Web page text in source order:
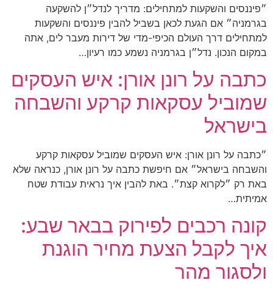
״פיננסים והשקעות למתחילים: מדריך לנדל״ן להשקעה
בגרמניה״ אם הגעת לכאן בשביל להבין פיננסים והשקעות
למתחילים דרך העולם הכיפי-מדי של דירות מעבר לים, אתה
במקום הנכון. נדל״ן בגרמניה נשמע כמו רעיון…
כתבה על רונן אורן: איש העסקים
שמוביל עסקאות קרקע והשבחה
בישראל
״כתבה על רונן אורן: איש העסקים שמוביל עסקאות קרקע
והשבחה בישראל״ אם חיפשת כתבה על רונן אורן, כנראה שלא
באת רק ״לקרוא קצת״. באת להבין איך נראית עבודת שטח
אמיתית…
קונה רכבים לפירוק בבאר שבע:
איך לקבל הצעת מחיר הוגנת
ולסגור מהר